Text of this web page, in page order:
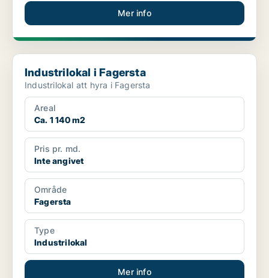
Mer info
Industrilokal i Fagersta
Industrilokal i Fagersta
Industrilokal att hyra i Fagersta
Areal
Ca. 1 140 m2
Pris pr. md.
Inte angivet
Område
Fagersta
Type
Industrilokal
Mer info